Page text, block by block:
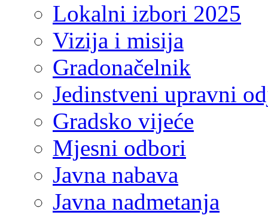
Lokalni izbori 2025
Vizija i misija
Gradonačelnik
Jedinstveni upravni
Gradsko vijeće
Mjesni odbori
Javna nabava
Javna nadmetanja